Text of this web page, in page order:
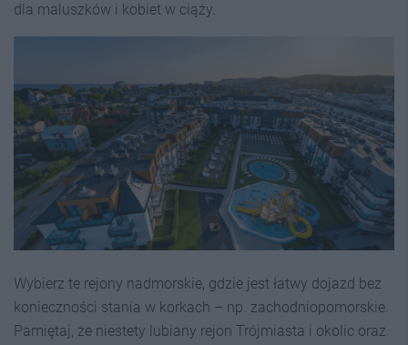
dla maluszków i kobiet w ciąży.
Wybierz te rejony nadmorskie, gdzie jest łatwy dojazd bez
konieczności stania w korkach – np. zachodniopomorskie.
Pamiętaj, że niestety lubiany rejon Trójmiasta i okolic oraz